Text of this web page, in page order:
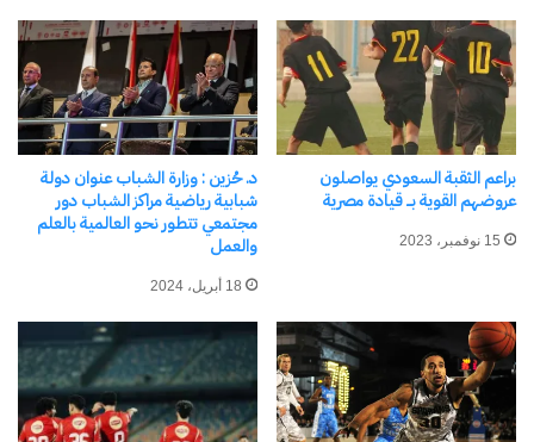
في تكساس.
الترشيحات والآراء
كحصان أسود:
رشح النجم الهولندي ويسلي شنايدر
عبر موقع365Scores
المنتخب المصري ليكون
الحصان الأسود والمنتخب العربي الأوفر حظاً
للذهاب بعيداً في البطولة.
يعتمد المنتخب على نجوم بارزين
مجموعتها السابعة في دور المجموعات بعد
مستويات قوية.
براعم الثقبة السعودي يواصلون
عروضهم القوية بــ قيادة مصرية
15 نوفمبر، 2023
د. حُزين : وزارة الشباب عنوان دولة
شبابية رياضية مراكز الشباب دور
مجتمعي تتطور نحو العالمية بالعلم
والعمل
18 أبريل، 2024